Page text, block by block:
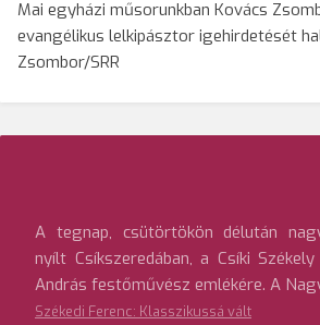
Mai egyházi műsorunkban Kovács
evangélikus lelkipásztor igehirdetését
Zsombor/SRR
A tegnap, csütörtökön délután
nyílt Csíkszeredában, a Csíki
András festőművész emlékére. A
Székedi Ferenc: Klasszikussá vált